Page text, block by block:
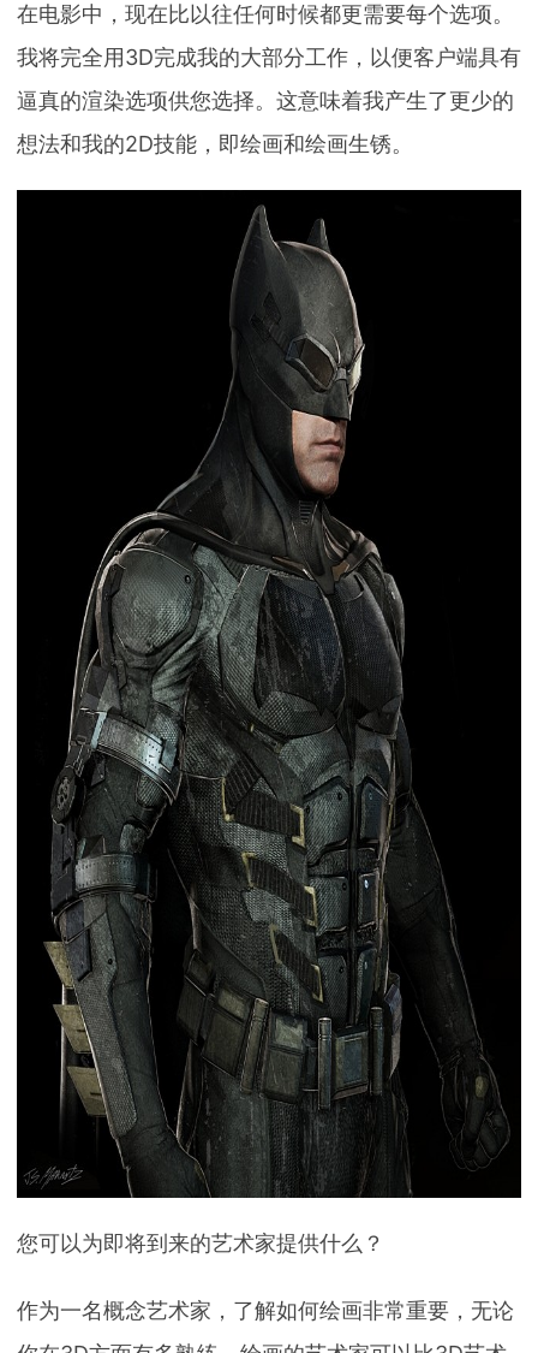
在电影中，现在比以往任何时候都更需要每个选项。
我将完全用3D完成我的大部分工作，以便客户端具有
逼真的渲染选项供您选择。这意味着我产生了更少的
想法和我的2D技能，即绘画和绘画生锈。
您可以为即将到来的艺术家提供什么？
作为一名概念艺术家，了解如何绘画非常重要，无论